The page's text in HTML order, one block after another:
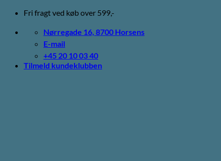
Fortsæt
indhold
Fri fragt ved køb over 599,-
Nørregade 16, 8700 Horsens
E-mail
+45 20 10 03 40
Tilmeld kundeklubben